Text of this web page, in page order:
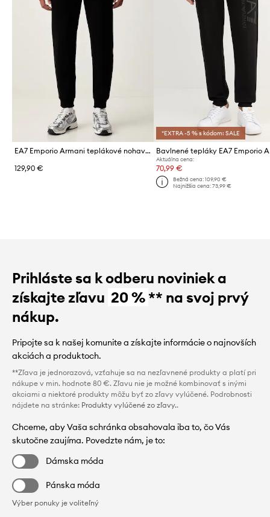
EA7 Emporio Armani teplákové nohavice pánske s bavlnou
129,90 €
*EXTRA -5 % s kódom: SALE
Bavlnené tepláky EA7 Emporio
Aktuálna cena:
70,99 €
Bežná cena: 109,90 €
Najnižšia cena: 73,99 €
Prihláste sa k odberu noviniek a
získajte zľavu 20 %** na svoj prvý
nákup.
Pripojte sa k našej komunite a získajte informácie o najnovších
akciách a produktoch.
**Zľava je jednorazová, vzťahuje sa na nezľavnené produkty a platí pri
nákupe v min. hodnote 80 €. Zľavu nie je možné kombinovať s inými
akciami a niektoré produkty môžu byť zo zľavy vylúčené. Podrobnosti
nájdete na stránke: Produkty vylúčené zo zľavy..
Chceme, aby Vaša schránka obsahovala iba to, čo Vás
skutočne zaujíma. Povedzte nám, je to:
Dámska móda
Pánska móda
Výber ponuky je voliteľný